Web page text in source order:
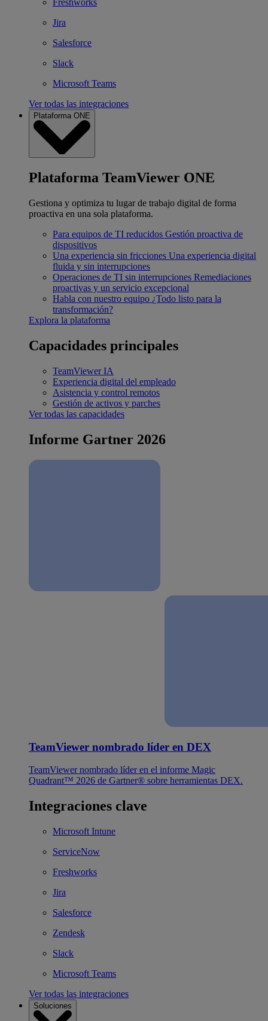
Freshworks
Jira
Salesforce
Slack
Microsoft Teams
Ver todas las integraciones
Plataforma ONE
Plataforma TeamViewer ONE
Gestiona y optimiza tu lugar de trabajo digital de forma
proactiva en una sola plataforma.
Para equipos de TI reducidos Gestión proactiva de
dispositivos
Una experiencia sin fricciones Una experiencia digital
fluida y sin interrupciones
Operaciones de TI sin interrupciones Remediaciones
proactivas y un servicio excepcional
Habla con nuestro equipo ¿Todo listo para la
transformación?
Explora la plataforma
Capacidades principales
TeamViewer IA
Experiencia digital del empleado
Asistencia y control remotos
Gestión de activos y parches
Ver todas las capacidades
Informe Gartner 2026
TeamViewer nombrado líder en DEX
TeamViewer nombrado líder en el informe Magic
Quadrant™ 2026 de Gartner® sobre herramientas DEX.
Integraciones clave
Microsoft Intune
ServiceNow
Freshworks
Jira
Salesforce
Zendesk
Slack
Microsoft Teams
Ver todas las integraciones
Soluciones